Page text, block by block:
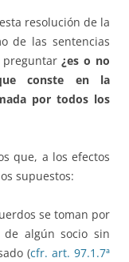
resolución de la
de las sentencias
preguntar¿es o no
conste en la
por todos los
que, a los efectos
supuestos:
se toman por
algún socio sin
(cfr. art. 97.1.7ª